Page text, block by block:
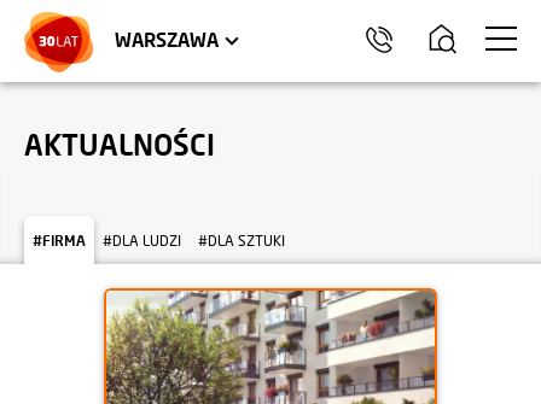
WARSZAWA
HEL
AKTUALNOŚCI
#FIRMA #DLA LUDZI #DLA SZTUKI